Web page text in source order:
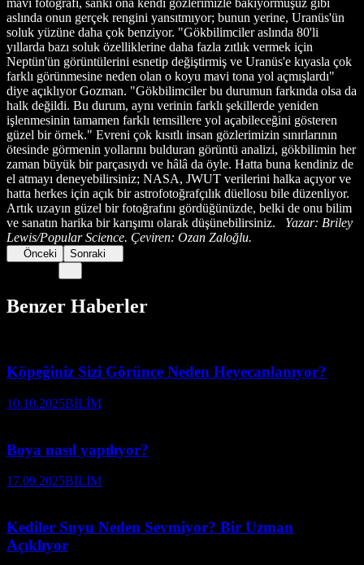
aslında onun gerçek rengini yansıtmıyor; bunun yerine, Uranüs'ün
soluk yüzüne daha çok benziyor. "Gökbilimciler aslında 80'li
yıllarda bazı soluk özelliklerine daha fazla zıtlık vermek için
Neptün'ün görüntülerini esnetip değiştirmiş ve Uranüs'e kıyasla çok
farklı görünmesine neden olan o koyu mavi tona yol açmışlardı"
diye açıklıyor Gozman. "Gökbilimciler bu durumun farkında olsa da
halk değildi. Bu durum, aynı verinin farklı şekillerde yeniden
işlenmesinin tamamen farklı temsillere yol açabileceğini gösteren
güzel bir örnek." Evreni çok kısıtlı insan gözlerimizin sınırlarının
ötesinde görmenin yollarını bulduran görüntü analizi, gökbilimin her
zaman büyük bir parçasıydı ve hâlâ da öyle. Hatta buna kendiniz de
el atmayı deneyebilirsiniz; NASA, JWUT verilerini halka açıyor ve
hatta herkes için açık bir astrofotoğrafçılık düellosu bile düzenliyor.
Artık uzayın güzel bir fotoğrafını gördüğünüzde, belki de onu bilim
ve sanatın harika bir karışımı olarak düşünebilirsiniz. Yazar: Briley
Lewis/Popular Science. Çeviren: Ozan Zaloğlu.
Önceki Sonraki
Benzer Haberler
Köpeğiniz Sizi Görünce Neden Heyecanlanıyor?
10.10.2025BİLİM
Boya nasıl yapılıyor?
17.09.2025BİLİM
Kediler Suyu Neden Sevmiyor? Bir Uzman
Açıklıyor